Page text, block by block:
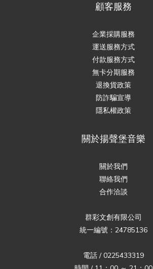
顧客服務
企業採購服務
運送服務方式
付款服務方式
無卡分期服務
退換貨政策
防詐騙宣導
隱私權政策
關於揚聲堡音樂
關於我們
聯絡我們
合作洽談
群彩文創有限公司
統一編號：24785136
電話 / 0225433319